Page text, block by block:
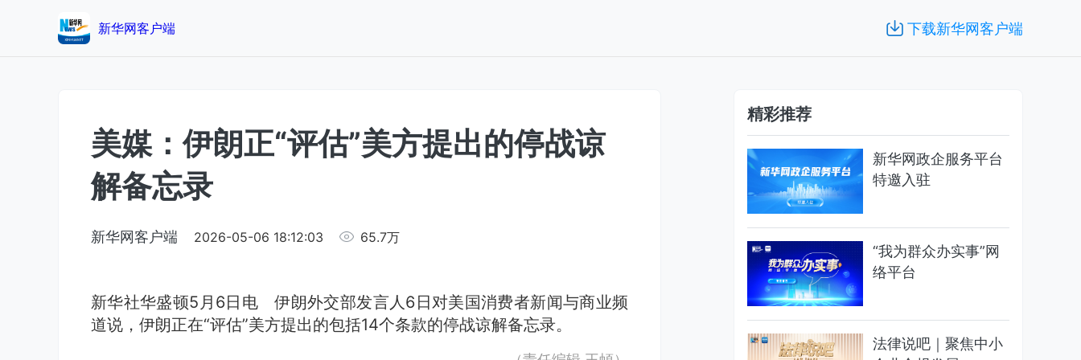
新华网客户端 下载新华网客户端
美媒：伊朗正“评估”美方提出的停战谅
解备忘录
新华网客户端 2026-05-06 18:12:03 65.7万
新华社华盛顿5月6日电 伊朗外交部发言人6日对美国消费者新闻与商业频
道说，伊朗正在“评估”美方提出的包括14个条款的停战谅解备忘录。
精彩推荐
新华网政企服务平台
特邀入驻
“我为群众办实事”网
络平台
法律说吧｜聚焦中小